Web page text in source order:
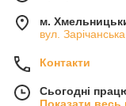
м.
вул.
Контакти
Сьогодні